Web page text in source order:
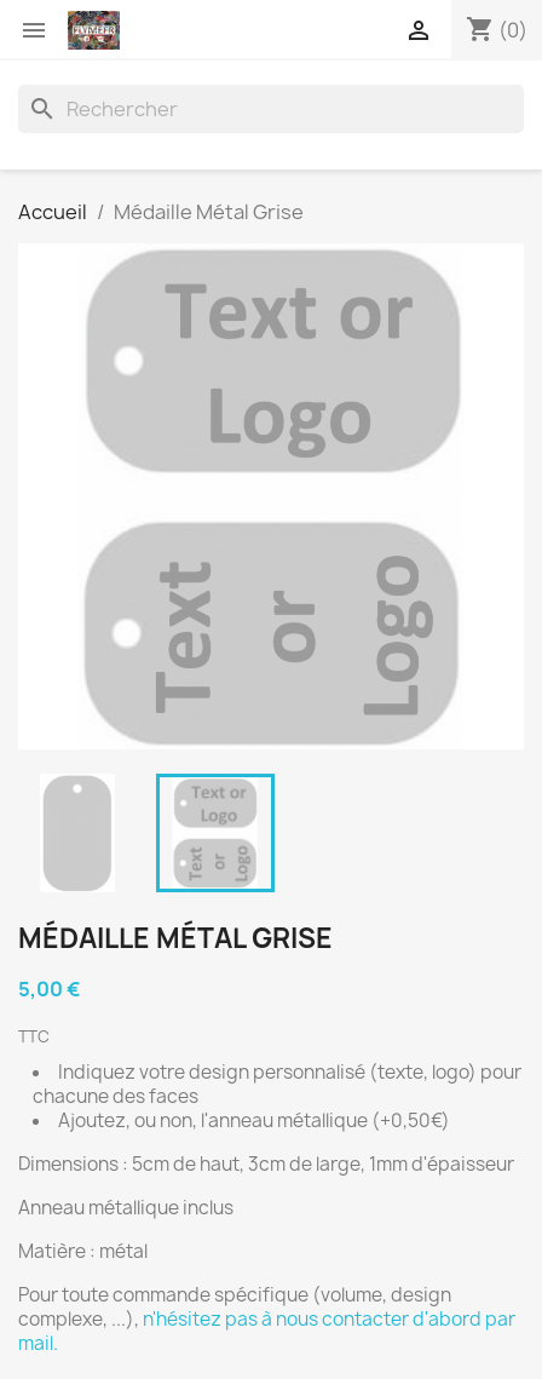
 shopping_cart (0)

search
Accueil Médaille Métal Grise
MÉDAILLE MÉTAL GRISE
5,00 €
TTC
Indiquez votre design personnalisé (texte, logo) pour
chacune des faces
Ajoutez, ou non, l'anneau métallique (+0,50€)
Dimensions : 5cm de haut, 3cm de large, 1mm d'épaisseur
Anneau métallique inclus
Matière : métal
Pour toute commande spécifique (volume, design
complexe, ...), n'hésitez pas à nous contacter d'abord par
mail.